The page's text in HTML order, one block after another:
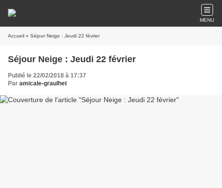
MENU
Accueil » Séjour Neige : Jeudi 22 février
Séjour Neige : Jeudi 22 février
Publié le 22/02/2018 à 17:37
Par amicale-graulhet